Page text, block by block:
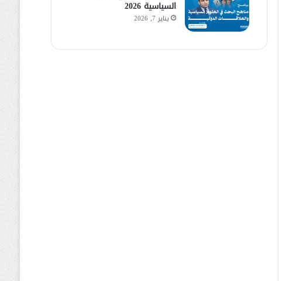
السياسية 2026
يناير 7, 2026